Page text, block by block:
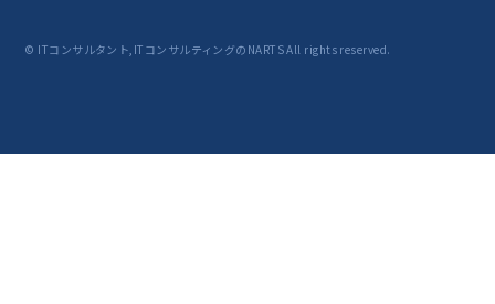
© ITコンサルタント,ITコンサルティングのNARTS All rights reserved.